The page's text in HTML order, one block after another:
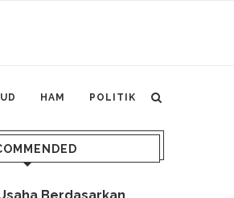
HAM POLITIK